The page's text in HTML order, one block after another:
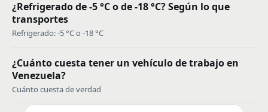
¿Refrigerado de -5 °C o de -18 °C? Según lo que
transportes
Refrigerado: -5 °C o -18 °C
¿Cuánto cuesta tener un vehículo de trabajo en
Venezuela?
Cuánto cuesta de verdad